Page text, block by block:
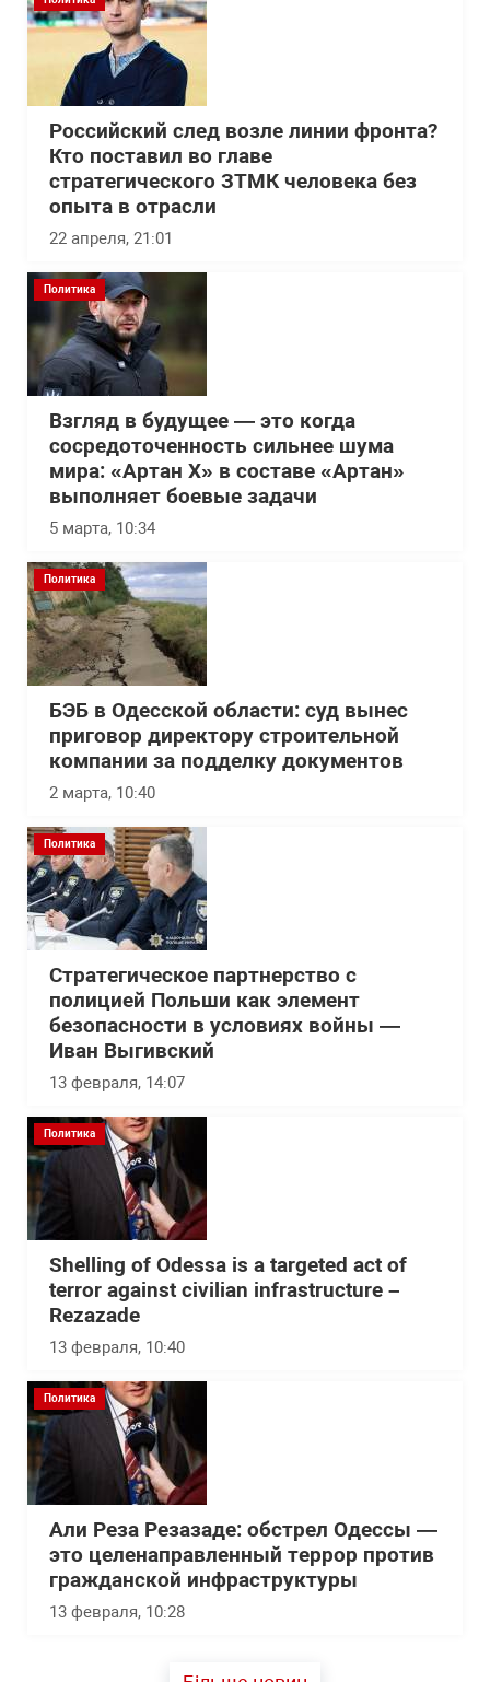
Российский след возле линии фронта?
Кто поставил во главе
стратегического ЗТМК человека без
опыта в отрасли
22 апреля, 21:01
Политика
Взгляд в будущее — это когда
сосредоточенность сильнее шума
мира: «Артан Х» в составе «Артан»
выполняет боевые задачи
5 марта, 10:34
Политика
БЭБ в Одесской области: суд вынес
приговор директору строительной
компании за подделку документов
2 марта, 10:40
Политика
Стратегическое партнерство с
полицией Польши как элемент
безопасности в условиях войны —
Иван Выгивский
13 февраля, 14:07
Политика
Shelling of Odessa is a targeted act of
terror against civilian infrastructure –
Rezazade
13 февраля, 10:40
Политика
Али Реза Резазаде: обстрел Одессы —
это целенаправленный террор против
гражданской инфраструктуры
13 февраля, 10:28